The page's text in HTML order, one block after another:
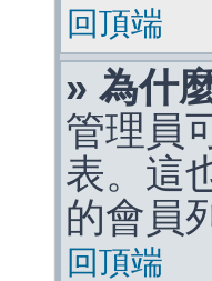
回頂端
» 為什
管理員
表。這
的會員
回頂端